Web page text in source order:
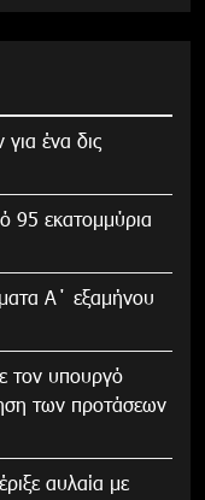
ένα δις
εκατομμύρια
Α΄ εξαμήνου
τον υπουργό
των προτάσεων
αυλαία με